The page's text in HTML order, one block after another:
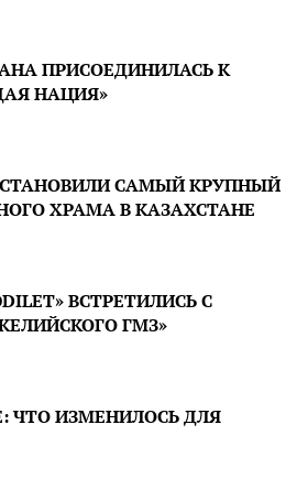
ПРИСОЕДИНИЛАСЬ К
НАЦИЯ»
САМЫЙ КРУПНЫЙ
ХРАМА В КАЗАХСТАНЕ
ВСТРЕТИЛИСЬ С
ГМЗ»
ЧТО ИЗМЕНИЛОСЬ ДЛЯ